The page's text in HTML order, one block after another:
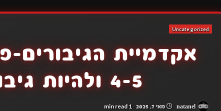
Uncategorized
אקדמיית הגיבורים-
4-5 ולהיות גיבור X פרק 3
מאי 7, 2025 1 min read